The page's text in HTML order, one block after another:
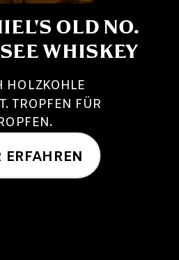
OLD NO.
WHISKEY
HOLZKOHLE
TROPFEN FÜR
ERFAHREN